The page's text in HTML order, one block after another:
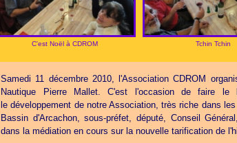
C'est Noël à CDROM Tchin Tchin
Samedi 11 décembre 2010, l'Association CDROM
Nautique Pierre Mallet. C'est l'occasion de faire
le développement de notre Association, très riche dans
Bassin d'Arcachon, sous-préfet, député, Conseil
dans la médiation en cours sur la nouvelle tarification de